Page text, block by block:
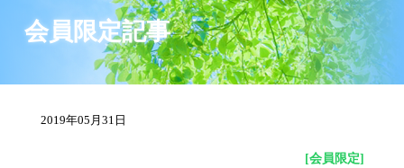
会員限定記事
2019年05月31日
[会員限定]